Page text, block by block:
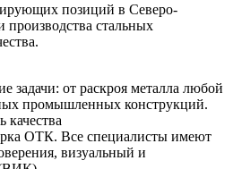
позиций в Северо-
производства стальных
задачи: от раскроя металла любой
промышленных конструкций.
качества
ОТК. Все специалисты имеют
визуальный и